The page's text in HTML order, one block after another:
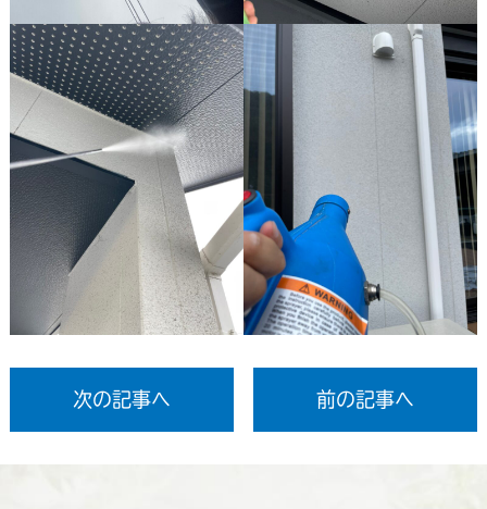
次の記事へ 前の記事へ